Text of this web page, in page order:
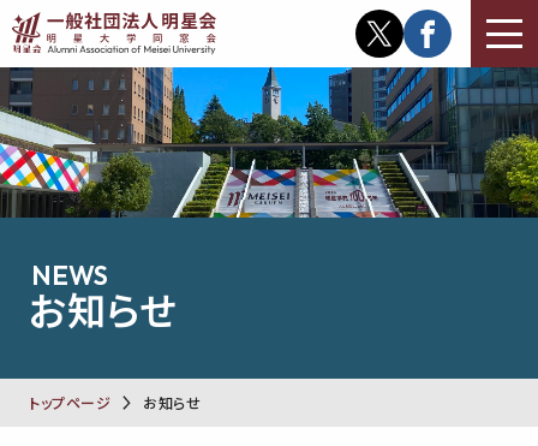
NEWS
お知らせ
トップページ お知らせ